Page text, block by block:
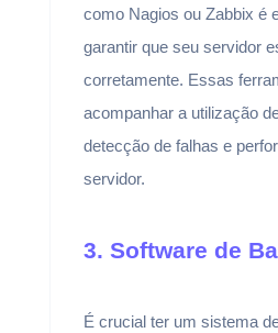
como Nagios ou Zabbix é
garantir que seu servidor
corretamente. Essas
acompanhar a utilização
detecção de falhas e
servidor.
3. Software de
É crucial ter um sistema